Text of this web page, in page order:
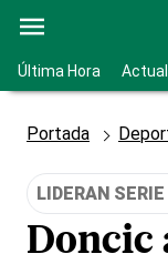
Última Hora
Portada
LIDERAN SERIE
Doncic